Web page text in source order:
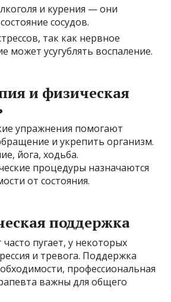
и курения — они
сосудов.
так как нервное
может усугублять воспаление.
и физическая
упражнения помогают
и укрепить организм.
йога, ходьба.
процедуры назначаются
от состояния.
поддержка
пугает, у некоторых
и тревога. Поддержка
профессиональная
важны для общего